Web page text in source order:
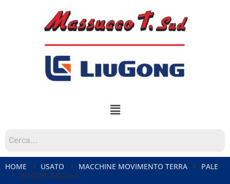
HOME USATO MACCHINE MOVIMENTO TERRA
PALE
HITACHI ZW220-6